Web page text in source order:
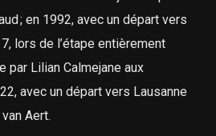
; en 1992, avec un départ vers
lors de l’étape entièrement
par Lilian Calmejane aux
avec un départ vers Lausanne
Aert.